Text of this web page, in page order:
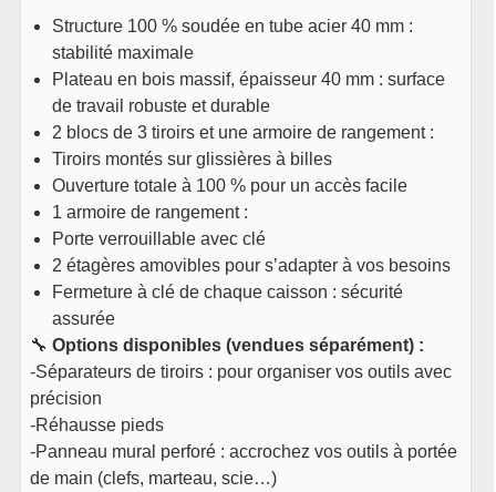
Structure 100 % soudée en tube acier 40 mm :
stabilité maximale
Plateau en bois massif, épaisseur 40 mm : surface
de travail robuste et durable
2 blocs de 3 tiroirs et une armoire de rangement :
Tiroirs montés sur glissières à billes
Ouverture totale à 100 % pour un accès facile
1 armoire de rangement :
Porte verrouillable avec clé
2 étagères amovibles pour s’adapter à vos besoins
Fermeture à clé de chaque caisson : sécurité
assurée
🔧 Options disponibles (vendues séparément) :
-Séparateurs de tiroirs : pour organiser vos outils avec
précision
-Réhausse pieds
-Panneau mural perforé : accrochez vos outils à portée
de main (clefs, marteau, scie…)